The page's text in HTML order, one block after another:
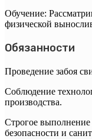
Обучение:
физической
Обязанности
Проведение забоя
Соблюдение
производства.
Строгое
безопасности и